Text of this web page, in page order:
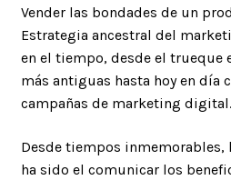
Vender las bondades de un
Estrategia ancestral del
en el tiempo, desde el trueque
más antiguas hasta hoy en día
campañas de marketing digital.
Desde tiempos inmemorables,
ha sido el comunicar los